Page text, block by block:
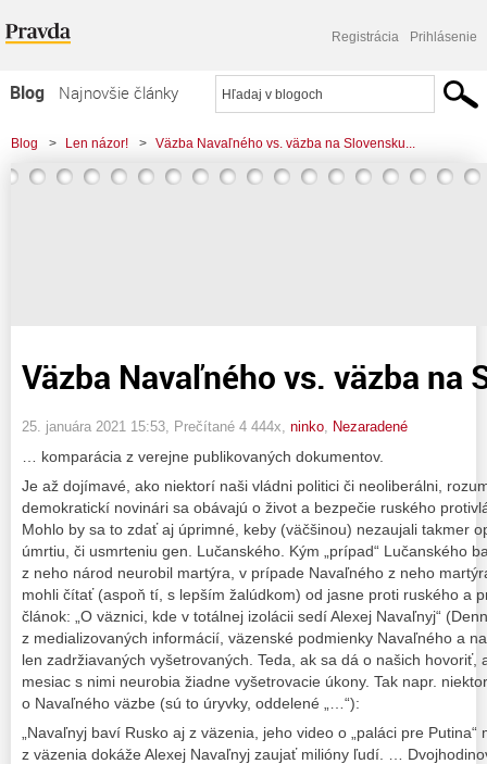
Registrácia Prihlásenie
Blog
Najnovšie články
Najčítanejšie články
Najkomentovanejšie články
Blog > Len názor! > Väzba Navaľného vs. väzba na Slovensku...
Väzba Navaľného vs. väzba na
25. januára 2021 15:53 , Prečítané 4 444x, ninko Nezaradené
… komparácia z verejne publikovaných dokumentov.
Je až dojímavé, ako niektorí naši vládni politici či neoliberálni,
demokratickí novinári sa obávajú o život a bezpečie ruského
Mohlo by sa to zdať aj úprimné, keby (väčšinou) nezaujali takmer
úmrtiu, či usmrteniu gen. Lučanského. Kým „prípad“ Lučanského
z neho národ neurobil martýra, v prípade Navaľného z neho
mohli čítať (aspoň tí, s lepším žalúdkom) od jasne proti ruského a
článok: „O väznici, kde v totálnej izolácii sedí Alexej Navaľnyj“
z medializovaných informácií, väzenské podmienky Navaľného a
len zadržiavaných vyšetrovaných. Teda, ak sa dá o našich hovoriť,
mesiac s nimi neurobia žiadne vyšetrovacie úkony. Tak napr.
o Navaľného väzbe (sú to úryvky, oddelené „…“):
„Navaľnyj baví Rusko aj z väzenia, jeho video o „paláci pre
z väzenia dokáže Alexej Navaľnyj zaujať milióny ľudí. …